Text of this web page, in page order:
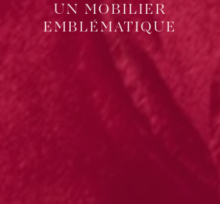
UN MOBILIER
EMBLÉMATIQUE